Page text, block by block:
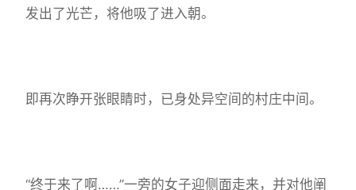
发出了光芒，将他吸了进入朝。
即再次睁开张眼睛时，已身处异空间的村庄中间。
“终于来了啊……”一旁的女子迎侧面走来，并对他阐